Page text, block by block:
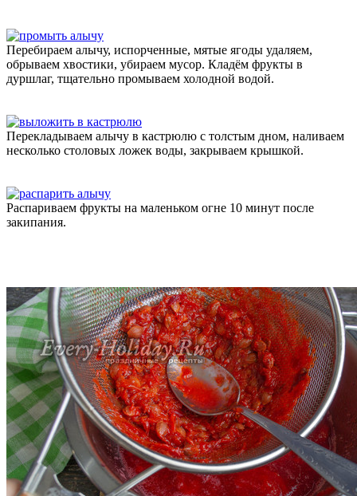
Перебираем алычу, испорченные, мятые ягоды удаляем,
обрываем хвостики, убираем мусор. Кладём фрукты в
дуршлаг, тщательно промываем холодной водой.
Перекладываем алычу в кастрюлю с толстым дном, наливаем
несколько столовых ложек воды, закрываем крышкой.
Распариваем фрукты на маленьком огне 10 минут после
закипания.